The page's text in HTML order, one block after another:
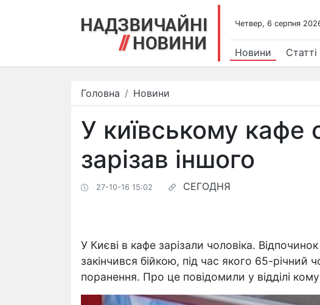
Четвер, 6 серпня
Новини Статті
Головна Новини
У київському кафе
зарізав іншого
27-10-16 15:02 СЕГОДНЯ
У Києві в кафе зарізали чоловіка.
закінчився бійкою, під час якого 65-річний
поранення. Про це повідомили у відділі